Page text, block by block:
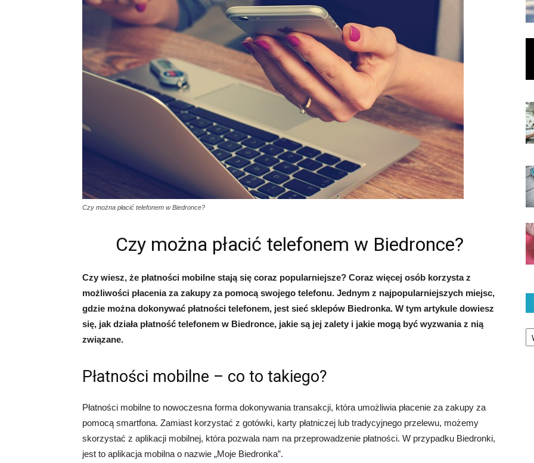
Czy można płacić telefonem w Biedronce?
Czy można płacić telefonem w Biedronce?
Czy wiesz, że płatności mobilne stają się coraz popularniejsze? Coraz więcej osób korzysta z
możliwości płacenia za zakupy za pomocą swojego telefonu. Jednym z najpopularniejszych miejsc,
gdzie można dokonywać płatności telefonem, jest sieć sklepów Biedronka. W tym artykule dowiesz
się, jak działa płatność telefonem w Biedronce, jakie są jej zalety i jakie mogą być wyzwania z nią
związane.
Płatności mobilne – co to takiego?
Płatności mobilne to nowoczesna forma dokonywania transakcji, która umożliwia płacenie za zakupy za
pomocą smartfona. Zamiast korzystać z gotówki, karty płatniczej lub tradycyjnego przelewu, możemy
skorzystać z aplikacji mobilnej, która pozwala nam na przeprowadzenie płatności. W przypadku Biedronki,
jest to aplikacja mobilna o nazwie „Moje Biedronka”.